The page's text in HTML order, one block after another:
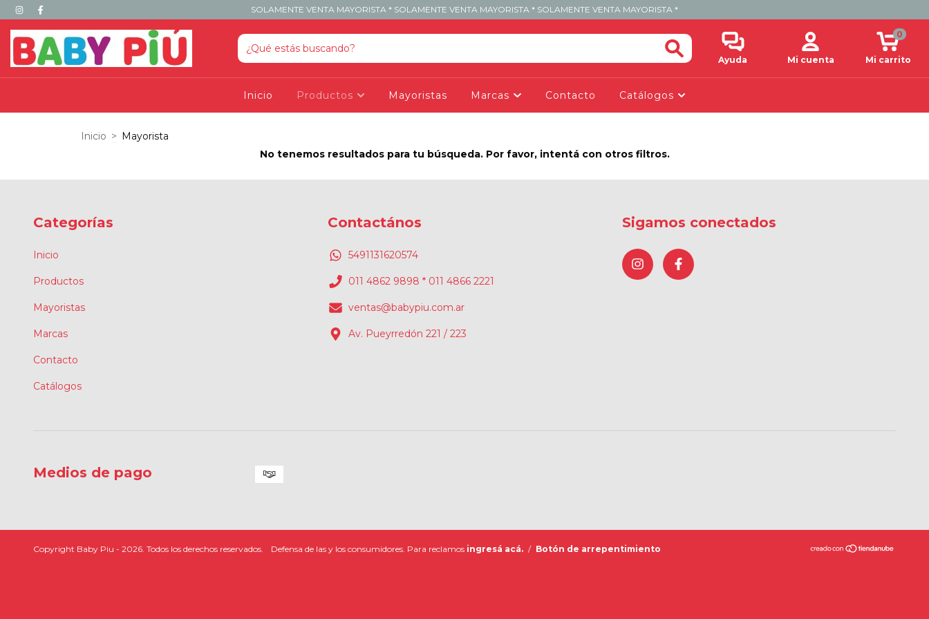
SOLAMENTE VENTA MAYORISTA * SOLAMENTE VENTA MAYORISTA * SOLAMENTE VENTA MAYORISTA *
Ayuda Mi cuenta Mi carrito
0
Inicio Productos Mayoristas Marcas Contacto Catálogos
Inicio > Mayorista
No tenemos resultados para tu búsqueda. Por favor, intentá con otros filtros.
Categorías
Inicio
Productos
Mayoristas
Marcas
Contacto
Catálogos
Contactános
5491131620574
011 4862 9898 * 011 4866 2221
ventas@babypiu.com.ar
Av. Pueyrredón 221 / 223
Sigamos conectados
Medios de pago
Copyright Baby Piu - 2026. Todos los derechos reservados. Defensa de las y los consumidores. Para reclamos ingresá acá. / Botón de arrepentimiento